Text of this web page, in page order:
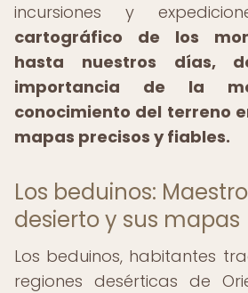
incursiones y
cartográfico de los
hasta nuestros días,
importancia de la
conocimiento del terreno
mapas precisos y fiables.
Los beduinos:
desierto y sus mapas
Los beduinos, habitantes
regiones desérticas de